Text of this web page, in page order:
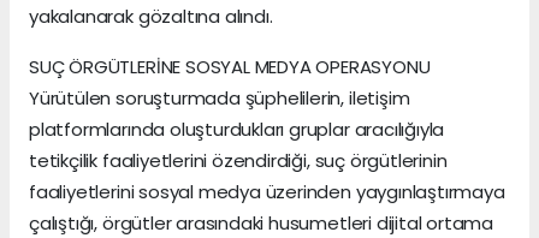
yakalanarak gözaltına alındı.
SUÇ ÖRGÜTLERİNE SOSYAL MEDYA OPERASYONU
Yürütülen soruşturmada şüphelilerin, iletişim
platformlarında oluşturdukları gruplar aracılığıyla
tetikçilik faaliyetlerini özendirdiği, suç örgütlerinin
faaliyetlerini sosyal medya üzerinden yaygınlaştırmaya
çalıştığı, örgütler arasındaki husumetleri dijital ortama